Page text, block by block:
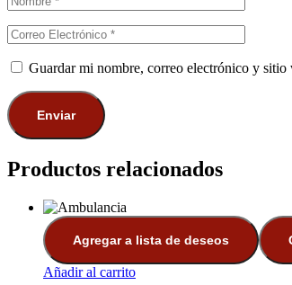
Guardar mi nombre, correo electrónico y sitio
Productos relacionados
Agregar a lista de deseos
Añadir al carrito